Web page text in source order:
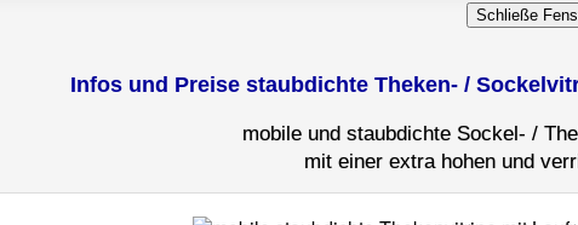
Infos und Preise staubdichte Theken- /
mobile und staubdichte Sockel- /
mit einer extra hohen und